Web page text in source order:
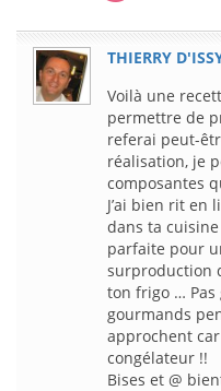
THIERRY
Voilà une
permettre de
referai peut-
réalisation, je
composantes
J’ai bien rit en
dans ta
parfaite pour
surproduction
ton frigo … Pas
gourmands
approchent
congélateur !!
Bises et @